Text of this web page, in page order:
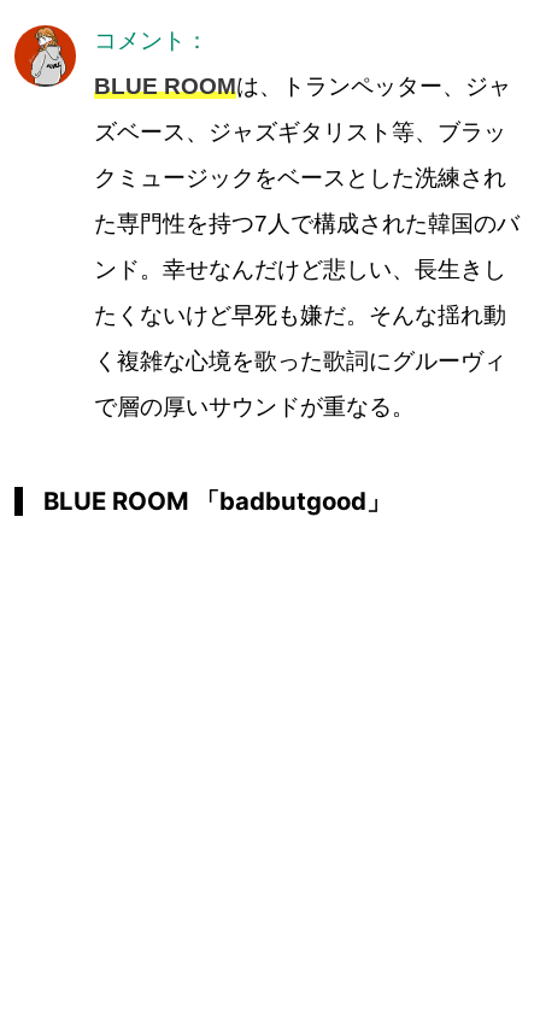
コメント：
BLUE ROOMは、トランペッター、ジャ
ズベース、ジャズギタリスト等、ブラッ
クミュージックをベースとした洗練され
た専門性を持つ7人で構成された韓国のバ
ンド。幸せなんだけど悲しい、長生きし
たくないけど早死も嫌だ。そんな揺れ動
く複雑な心境を歌った歌詞にグルーヴィ
で層の厚いサウンドが重なる。
BLUE ROOM 「badbutgood」